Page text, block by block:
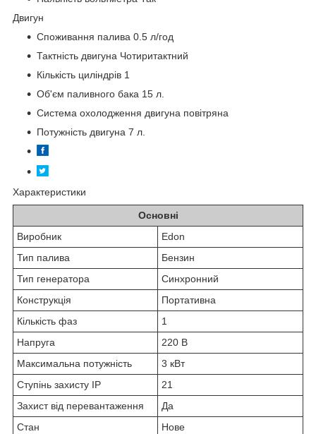
Двигун
Споживання палива 0.5 л/год
Тактність двигуна Чотиритактний
Кількість циліндрів 1
Об'єм паливного бака 15 л.
Система охолодження двигуна повітряна
Потужність двигуна 7 л.
Характеристики
Основні
Виробник
Edon
Тип палива
Бензин
Тип генератора
Синхронний
Конструкція
Портативна
Кількість фаз
1
Напруга
220 В
Максимальна потужність
3 кВт
Ступінь захисту IP
21
Захист від перевантаження
Да
Стан
Нове